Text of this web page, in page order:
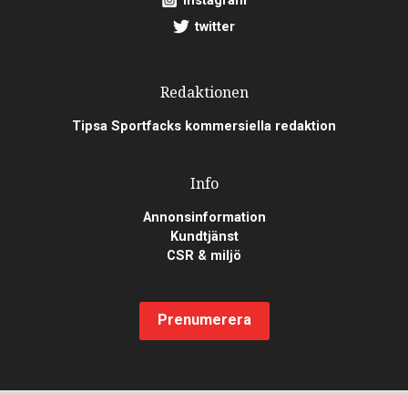
twitter
Redaktionen
Tipsa Sportfacks kommersiella redaktion
Info
Annonsinformation
Kundtjänst
CSR & miljö
Prenumerera